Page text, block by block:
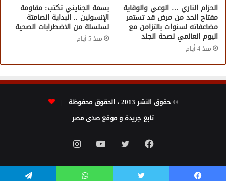
الحزام الناري … الوعي والوقاية
مفتاح الحد من مرض قد تستمر
مضاعفاته لسنوات بالتزامن مع
اليوم العالمي لصحة الجلد
منذ 4 أيام
بسمة الجنايني تكتب: مقاومة
الإنسولين .. البداية الصامتة
لسلسلة من الاضطرابات الصحية
منذ 5 أيام
© حقوق النشر 2013 ، الحقوق محفوظة |
تابع جريدة و موقع صدى مصر
فيسبوك تويتر يوتيوبانستقرام